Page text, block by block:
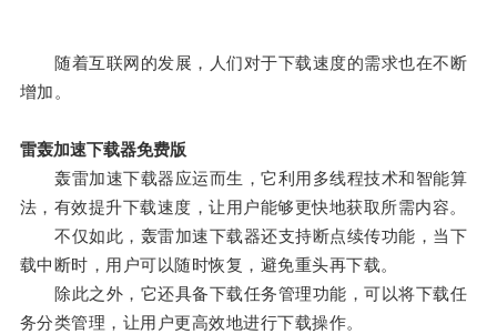
随着互联网的发展，人们对于下载速度的需求也在不断
增加。
雷轰加速下载器免费版
轰雷加速下载器应运而生，它利用多线程技术和智能算
法，有效提升下载速度，让用户能够更快地获取所需内容。
不仅如此，轰雷加速下载器还支持断点续传功能，当下
载中断时，用户可以随时恢复，避免重头再下载。
除此之外，它还具备下载任务管理功能，可以将下载任
务分类管理，让用户更高效地进行下载操作。